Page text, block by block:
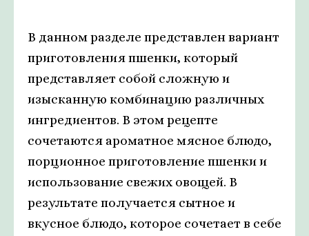
В данном разделе представлен вариант
приготовления пшенки, который
представляет собой сложную и
изысканную комбинацию различных
ингредиентов. В этом рецепте
сочетаются ароматное мясное блюдо,
порционное приготовление пшенки и
использование свежих овощей. В
результате получается сытное и
вкусное блюдо, которое сочетает в себе